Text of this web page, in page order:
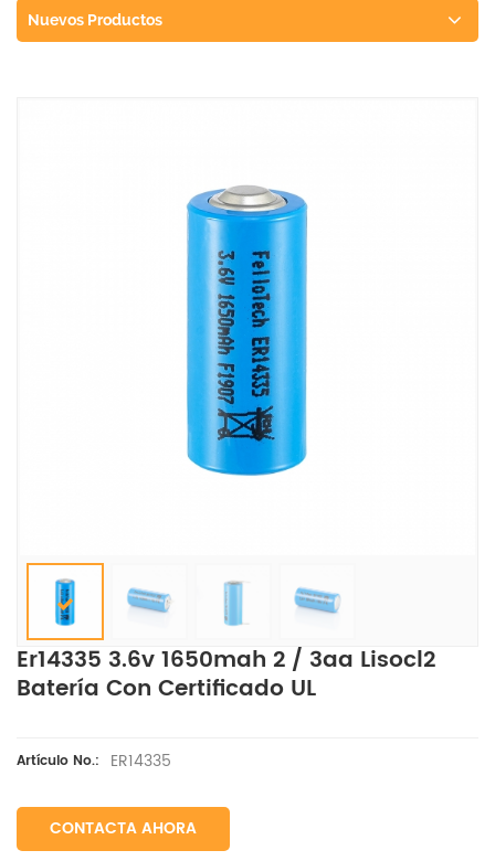
Nuevos Productos
Er14335 3.6v 1650mah 2 / 3aa Lisocl2
Batería Con Certificado UL
Artículo No.: ER14335
CONTACTA AHORA